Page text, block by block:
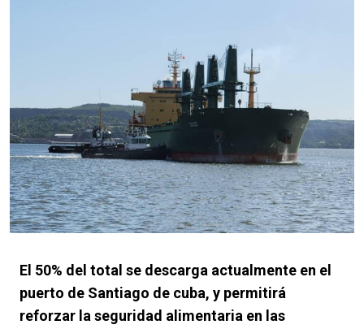
El 50% del total se descarga actualmente en el
puerto de Santiago de cuba, y permitirá
reforzar la seguridad alimentaria en las